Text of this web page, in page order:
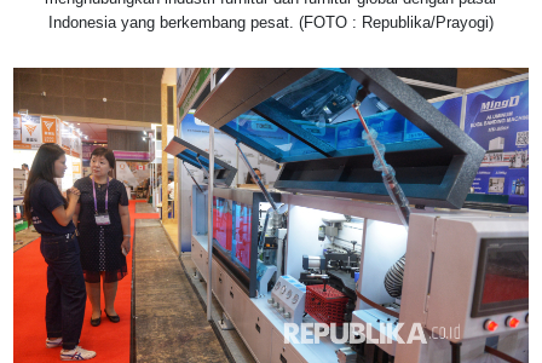
Indonesia yang berkembang pesat. (FOTO : Republika/Prayogi)